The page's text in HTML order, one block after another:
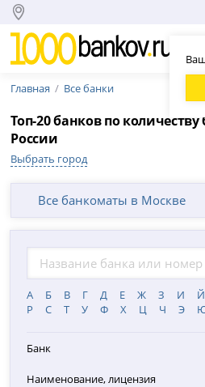
Главная Все банки
Топ-20 банков по
России
Выбрать город
Все банкоматы в Москве
А Б В Г Д Е Ж З И Й
Р
С Т У Ф Х Ц Ч Э
Банк
Наименование, лицензия